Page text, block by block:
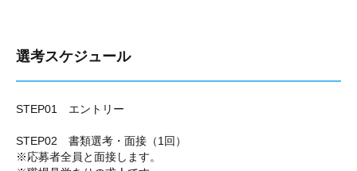
選考スケジュール
STEP01 エントリー
STEP02 書類選考・面接（1回）
※応募者全員と面接します。